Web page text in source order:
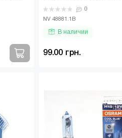
0
NV 48881.1B
В наличии
99.00 грн.